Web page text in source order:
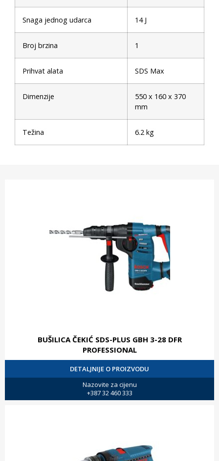
Snaga jednog udarca 14 J
Broj brzina 1
Prihvat alata SDS Max
Dimenzije
550 x 160 x 370
mm
Težina 6.2 kg
BUŠILICA ČEKIĆ SDS-PLUS GBH 3-28 DFR
PROFESSIONAL
DETALJNIJE O PROIZVODU
Nazovite za cijenu
+387 32 460 333